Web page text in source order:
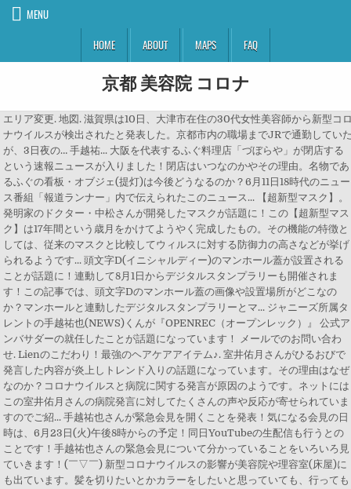
MENU
HOME
ABOUT MAPS FAQ
京都 美容院 コロナ
エリア変更. 地図. 滋賀県は10日、大津市在住の30代女性美容師から新型コ
ナウイルスが検出されたと発表した。京都市内の職場までJRで通勤してい
が、3日夜の… 手越祐... 大阪を代表するふぐ料理店「づぼらや」が閉店する
という速報ニュースが入りました！閉店はいつなのかやその理由。名物であ
るふぐの看板・オブジェ(提灯)は今後どうなるのか？6月11日18時代のニュー
ス番組「報道ランナー」内で伝えられたこのニュース... 【超新型マスク】。
発明家のドクター・中松さんが開発したマスクが話題に！この【超新型マス
ク】は17年間という歳月をかけてようやく完成したもの。その機能の特徴と
しては、従来のマスクと比較してウィルスに対する防御力の高さなどが挙げ
られるようです... 頭文字D(イニシャルディー)のマンホール蓋が設置される
ことが話題に！連動して8月1日からデジタルスタンプラリーも開催されま
す！この記事では、頭文字Dのマンホール蓋の画像や設置場所がどこなの
か？マンホールと連動したデジタルスタンプラリーとマ... ジャニーズ所属タ
レントの手越祐也(NEWS)くんが『OPENREC（オープンレック）』 公式ア
ンバサダーの就任したことが話題になっています！ メールでのお問い合わ
せ. Lienのこだわり！最強のヘアケアアイテム♪. 室井佑月さんがひるおびで
発言した内容が炎上しトレンド入りの話題になっています。その理由はなぜ
なのか？コロナウイルスと病院に関する発言が原因のようです。ネットには
この室井佑月さんの病院発言に対してたくさんの声や反応が寄せられていま
すのでご紹... 手越祐也さんが緊急会見を開くことを発表！気になる会見の日
時は、6月23日(火)午後8時からの予定！同日YouTubeの生配信も行うとの
ことです！手越祐也さんの緊急会見について分かっていることをいろいろ見
ていきます！(￣▽￣) 新型コロナウイルスの影響が美容院や理容室(床屋)に
も出ています。髪を切りたいとかカラーをしたいと思っていても、行っても